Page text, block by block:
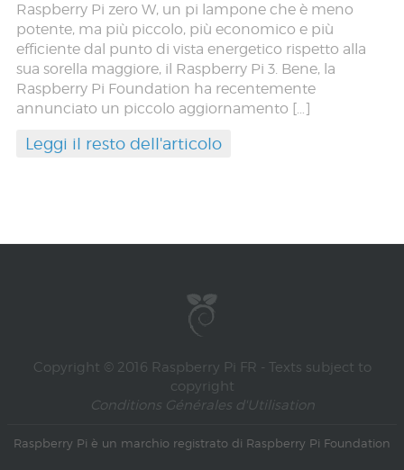
Raspberry Pi zero W, un pi lampone che è meno
potente, ma più piccolo, più economico e più
efficiente dal punto di vista energetico rispetto alla
sua sorella maggiore, il Raspberry Pi 3. Bene, la
Raspberry Pi Foundation ha recentemente
annunciato un piccolo aggiornamento […]
Leggi il resto dell'articolo
Copyright © 2016 Raspberry Pi FR - Texts subject to
copyright
Conditions Générales d'Utilisation
Raspberry Pi è un marchio registrato di Raspberry Pi Foundation